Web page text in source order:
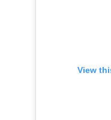
View